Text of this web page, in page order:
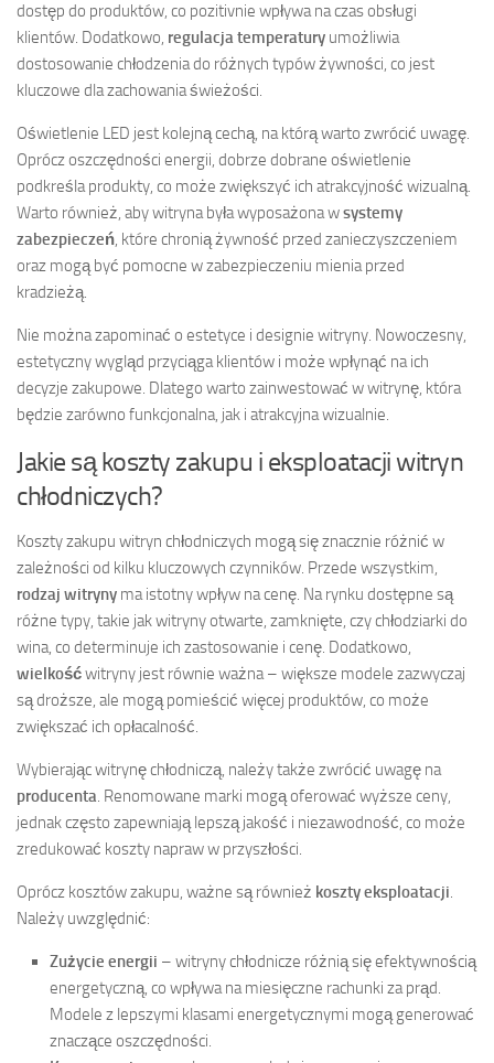
dostęp do produktów, co pozitivnie wpływa na czas obsługi
klientów. Dodatkowo, regulacja temperatury umożliwia
dostosowanie chłodzenia do różnych typów żywności, co jest
kluczowe dla zachowania świeżości.
Oświetlenie LED jest kolejną cechą, na którą warto zwrócić uwagę.
Oprócz oszczędności energii, dobrze dobrane oświetlenie
podkreśla produkty, co może zwiększyć ich atrakcyjność wizualną.
Warto również, aby witryna była wyposażona wsystemy
zabezpieczeń, które chronią żywność przed zanieczyszczeniem
oraz mogą być pomocne w zabezpieczeniu mienia przed
kradzieżą.
Nie można zapominać o estetyce i designie witryny. Nowoczesny,
estetyczny wygląd przyciąga klientów i może wpłynąć na ich
decyzje zakupowe. Dlatego warto zainwestować w witrynę, która
będzie zarówno funkcjonalna, jak i atrakcyjna wizualnie.
Jakie są koszty zakupu i eksploatacji witryn
chłodniczych?
Koszty zakupu witryn chłodniczych mogą się znacznie różnić w
zależności od kilku kluczowych czynników. Przede wszystkim,
rodzaj witryny ma istotny wpływ na cenę. Na rynku dostępne są
różne typy, takie jak witryny otwarte, zamknięte, czy chłodziarki do
wina, co determinuje ich zastosowanie i cenę. Dodatkowo,
wielkośćwitryny jest równie ważna – większe modele zazwyczaj
są droższe, ale mogą pomieścić więcej produktów, co może
zwiększać ich opłacalność.
Wybierając witrynę chłodniczą, należy także zwrócić uwagę na
producenta. Renomowane marki mogą oferować wyższe ceny,
jednak często zapewniają lepszą jakość i niezawodność, co może
zredukować koszty napraw w przyszłości.
Oprócz kosztów zakupu, ważne są również koszty eksploatacji.
Należy uwzględnić:
Zużycie energii – witryny chłodnicze różnią się efektywnością
energetyczną, co wpływa na miesięczne rachunki za prąd.
Modele z lepszymi klasami energetycznymi mogą generować
znaczące oszczędności.